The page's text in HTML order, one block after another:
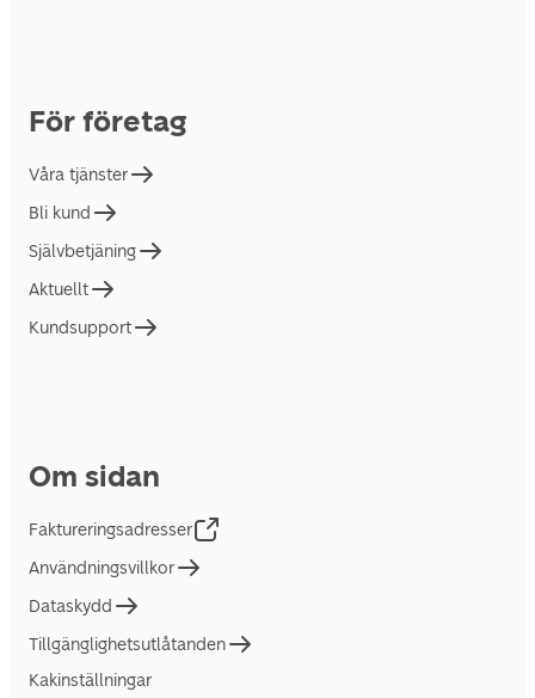
För företag
Våra tjänster
Bli kund
Självbetjäning
Aktuellt
Kundsupport
Om sidan
Faktureringsadresser
Användningsvillkor
Dataskydd
Tillgänglighetsutlåtanden
Kakinställningar